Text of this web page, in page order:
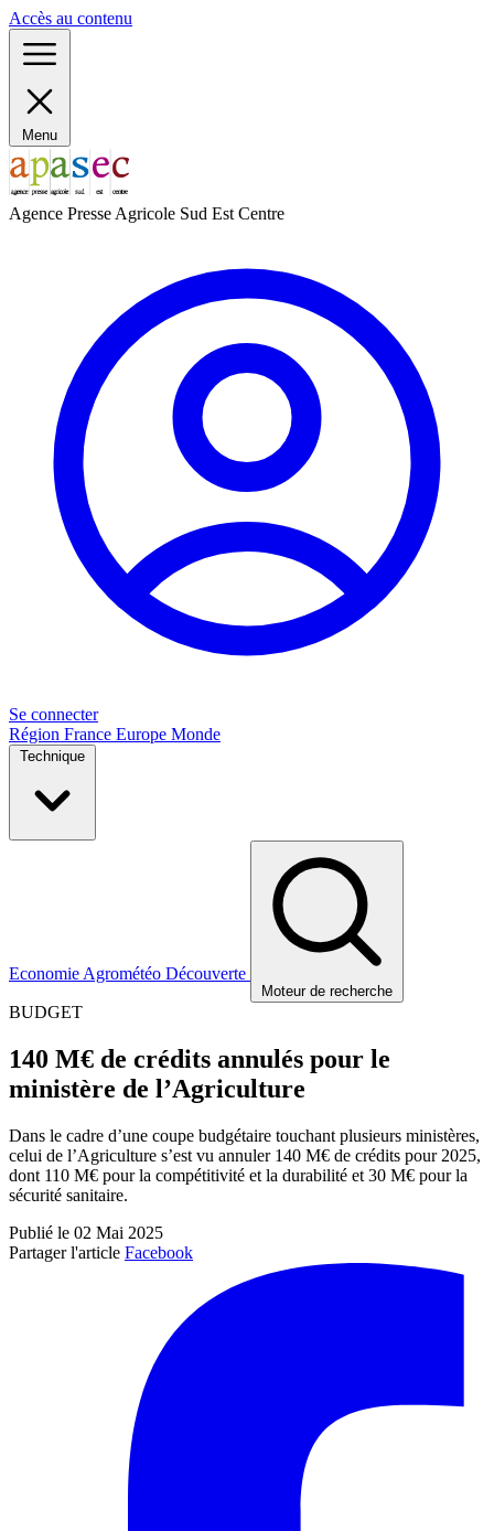
Accès au contenu
Menu
Agence Presse Agricole Sud Est Centre
Se connecter
Région France Europe Monde
Technique
Economie Agrométéo Découverte
Moteur de recherche
BUDGET
140 M€ de crédits annulés pour le
ministère de l’Agriculture
Dans le cadre d’une coupe budgétaire touchant plusieurs ministères,
celui de l’Agriculture s’est vu annuler 140 M€ de crédits pour 2025,
dont 110 M€ pour la compétitivité et la durabilité et 30 M€ pour la
sécurité sanitaire.
Publié le 02 Mai 2025
Partager l'article Facebook
Panneau de gestion des cookies